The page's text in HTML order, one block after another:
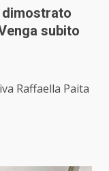
dimostrato
subito
Raffaella Paita